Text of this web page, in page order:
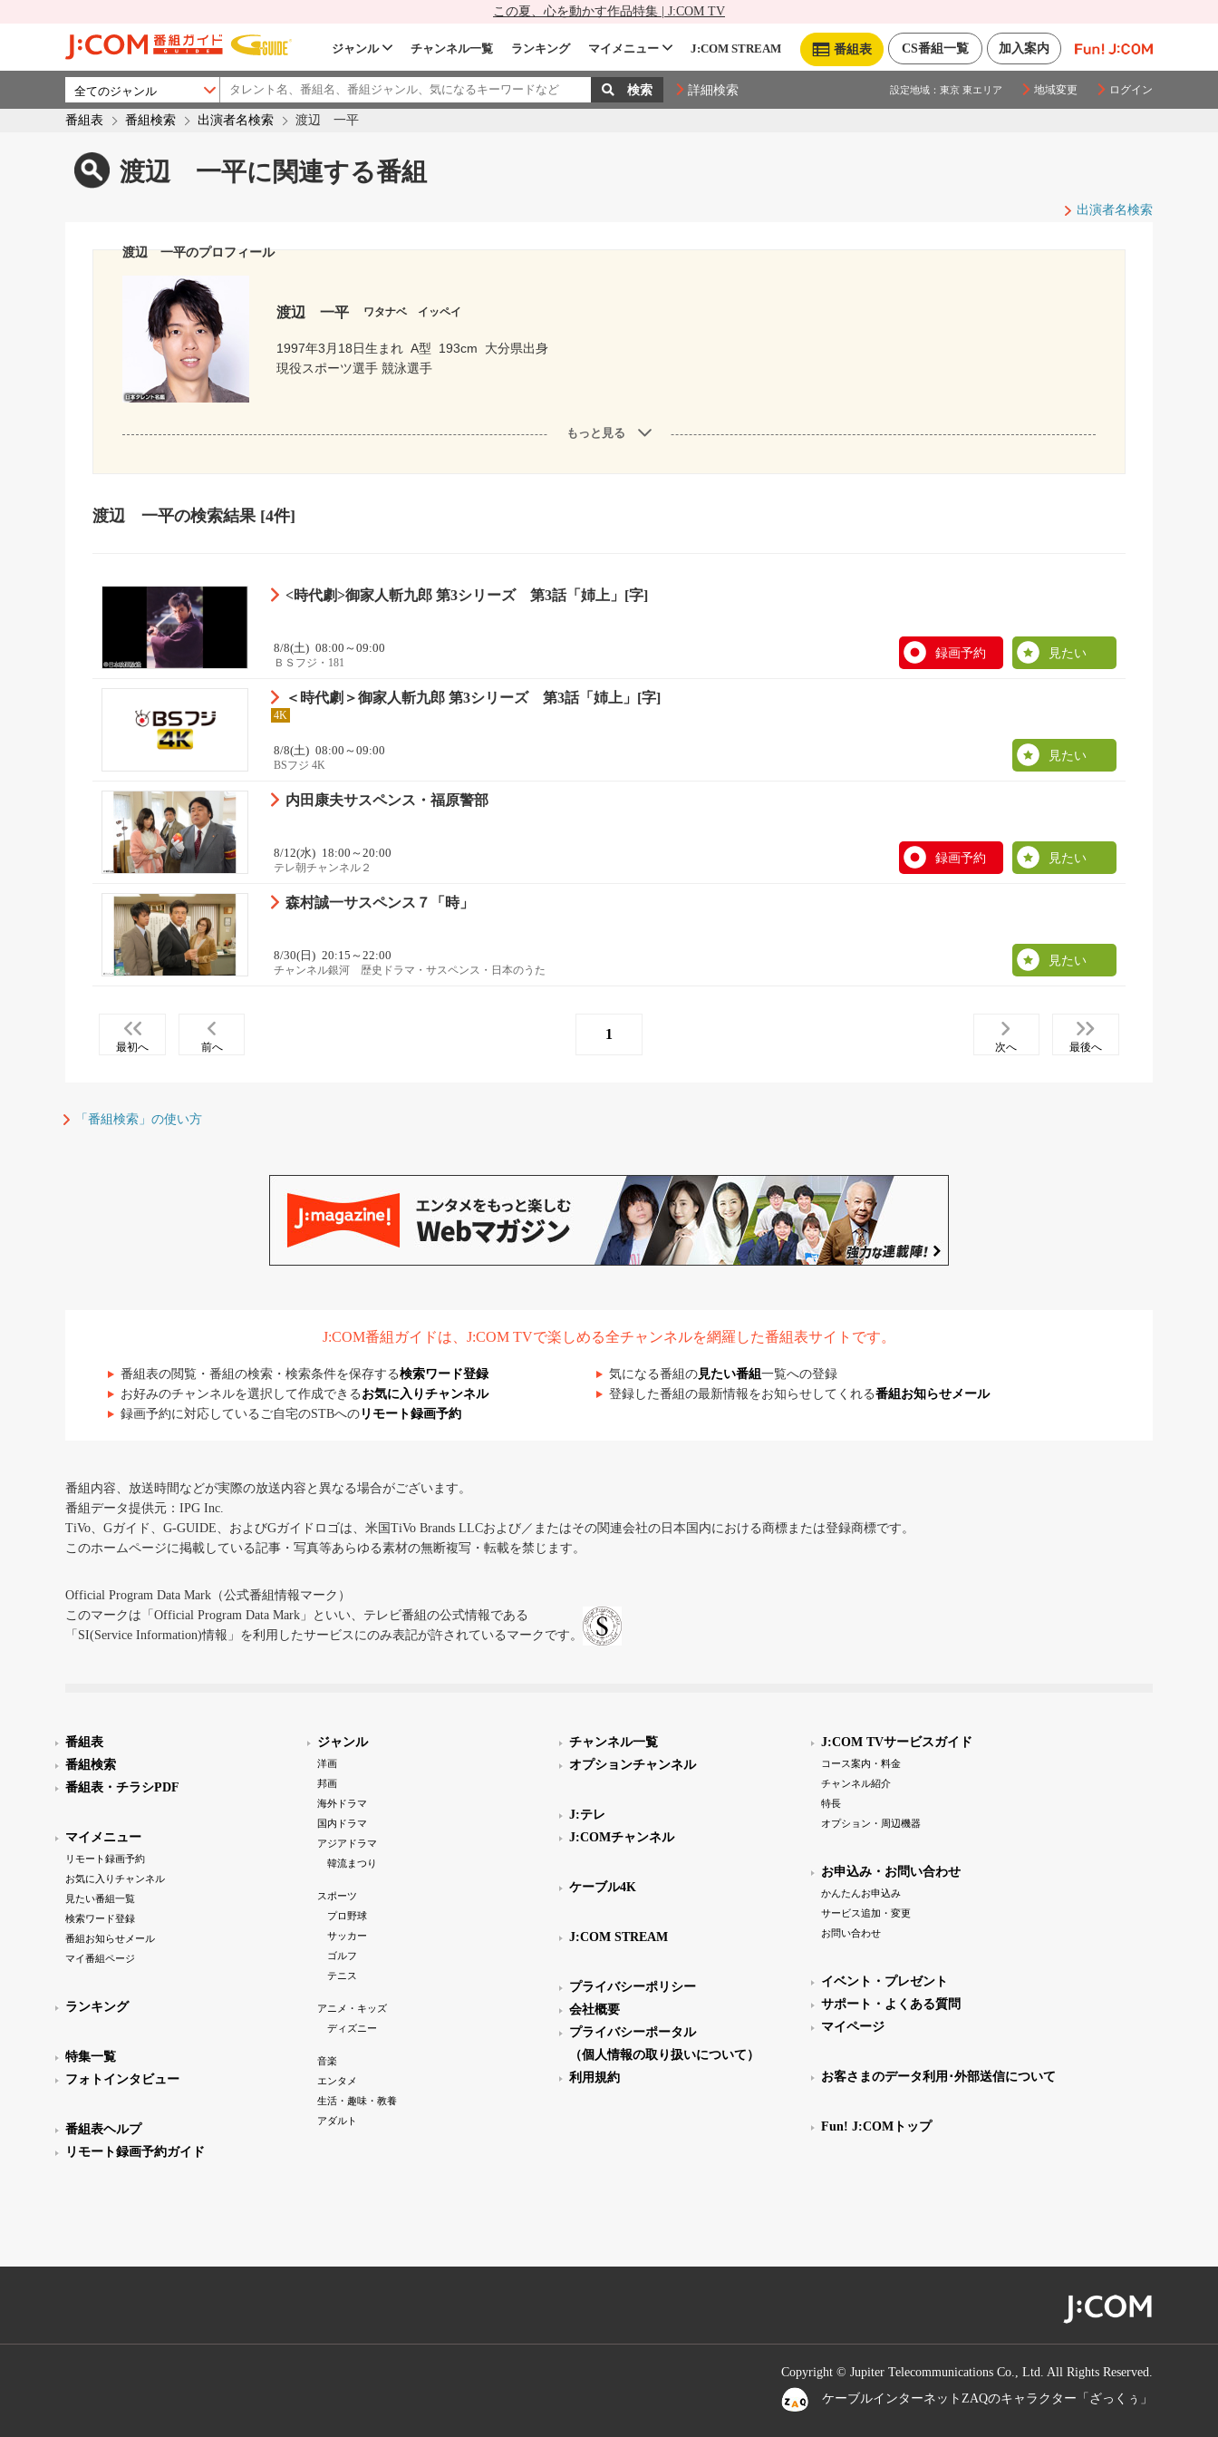
この夏、心を動かす作品特集 | J:COM TV
加入案内
CS番組一覧
番組表
ジャンル チャンネル一覧 ランキング マイメニュー J:COM STREAM
詳細検索 設定地域： 東京 東エリア 地域変更 ログイン
番組表 番組検索 出演者名検索 渡辺 一平
渡辺 一平に関連する番組
出演者名検索
渡辺 一平のプロフィール
渡辺 一平 ワタナベ イッペイ
1997年3月18日生まれ A型 193cm
大分県出身
現役スポーツ選手 競泳選手
もっと見る
渡辺 一平の検索結果 [4件]
<時代劇>御家人斬九郎 第3シリーズ 第3話「姉上」[字]
8/8(土) 08:00～09:00
ＢＳフジ・181
録画予約 見たい
＜時代劇＞御家人斬九郎 第3シリーズ 第3話「姉上」[字]
4K
8/8(土) 08:00～09:00
BSフジ 4K
見たい
内田康夫サスペンス・福原警部
8/12(水) 18:00～20:00
テレ朝チャンネル２
録画予約 見たい
森村誠一サスペンス７「時」
8/30(日) 20:15～22:00
チャンネル銀河 歴史ドラマ・サスペンス・日本のうた
見たい
最初へ 前へ
1
次へ 最後へ
「番組検索」の使い方
J:COM番組ガイドは、J:COM TVで楽しめる全チャンネルを網羅した番組表サイトです。
番組表の閲覧・番組の検索・検索条件を保存する検索ワード登録 気になる番組の見たい番組 一覧への登録
お好みのチャンネルを選択して作成できる お気に入りチャンネル 登録した番組の最新情報をお知らせしてくれる番組お知らせメール
録画予約に対応しているご自宅のSTBへの リモート録画予約
番組内容、放送時間などが実際の放送内容と異なる場合がございます。
番組データ提供元：IPG Inc.
TiVo、Gガイド、G-GUIDE、およびGガイドロゴは、米国TiVo Brands LLCおよび／またはその関連会社の日本国内における商標または登録商標です。
このホームページに掲載している記事・写真等あらゆる素材の無断複写・転載を禁じます。
Official Program Data Mark（公式番組情報マーク）
このマークは「Official Program Data Mark」といい、テレビ番組の公式情報である
「SI(Service Information)情報」を利用したサービスにのみ表記が許されているマークです。
番組表
番組検索
番組表・チラシPDF
マイメニュー
リモート録画予約
お気に入りチャンネル
見たい番組一覧
検索ワード登録
番組お知らせメール
マイ番組ページ
ランキング
特集一覧
フォトインタビュー
番組表ヘルプ
リモート録画予約ガイド
ジャンル
洋画
邦画
海外ドラマ
国内ドラマ
アジアドラマ
韓流まつり
スポーツ
プロ野球
サッカー
ゴルフ
テニス
アニメ・キッズ
ディズニー
音楽
エンタメ
生活・趣味・教養
アダルト
チャンネル一覧
オプションチャンネル
J:テレ
J:COMチャンネル
ケーブル4K
J:COM STREAM
プライバシーポリシー
会社概要
プライバシーポータル
（個人情報の取り扱いについて）
利用規約
J:COM TVサービスガイド
コース案内・料金
チャンネル紹介
特長
オプション・周辺機器
お申込み・お問い合わせ
かんたんお申込み
サービス追加・変更
お問い合わせ
イベント・プレゼント
サポート・よくある質問
マイページ
お客さまのデータ利用･外部送信について
Fun! J:COMトップ
Copyright © Jupiter Telecommunications Co., Ltd. All Rights Reserved.
ケーブルインターネットZAQのキャラクター「ざっくぅ」